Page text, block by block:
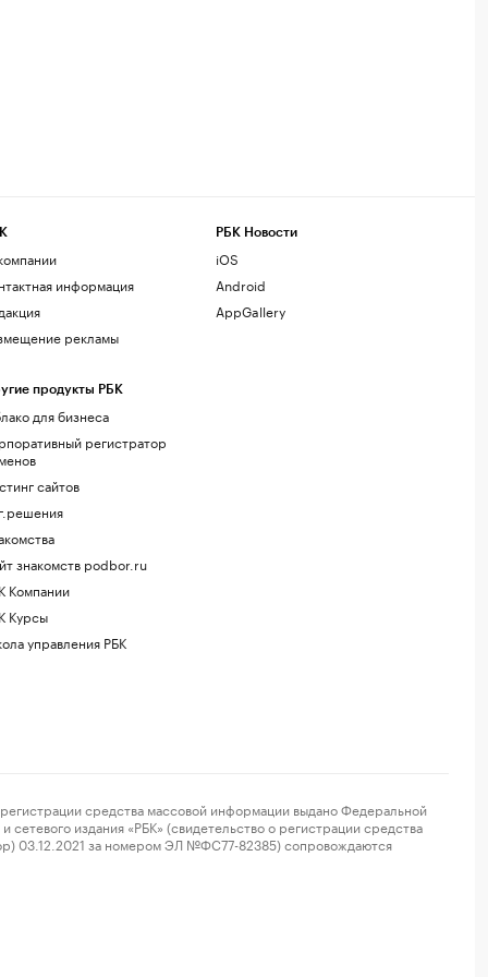
информация
рекламы
продукты РБК
для бизнеса
регистратор
сайтов
знакомств podbor.ru
Компании
Курсы
управления РБК
РБК Новости
iOS
Android
AppGallery
средства массовой информации выдано Федеральной
издания «РБК» (свидетельство о регистрации средства
03.12.2021 за номером ЭЛ №ФС77-82385) сопровождаются